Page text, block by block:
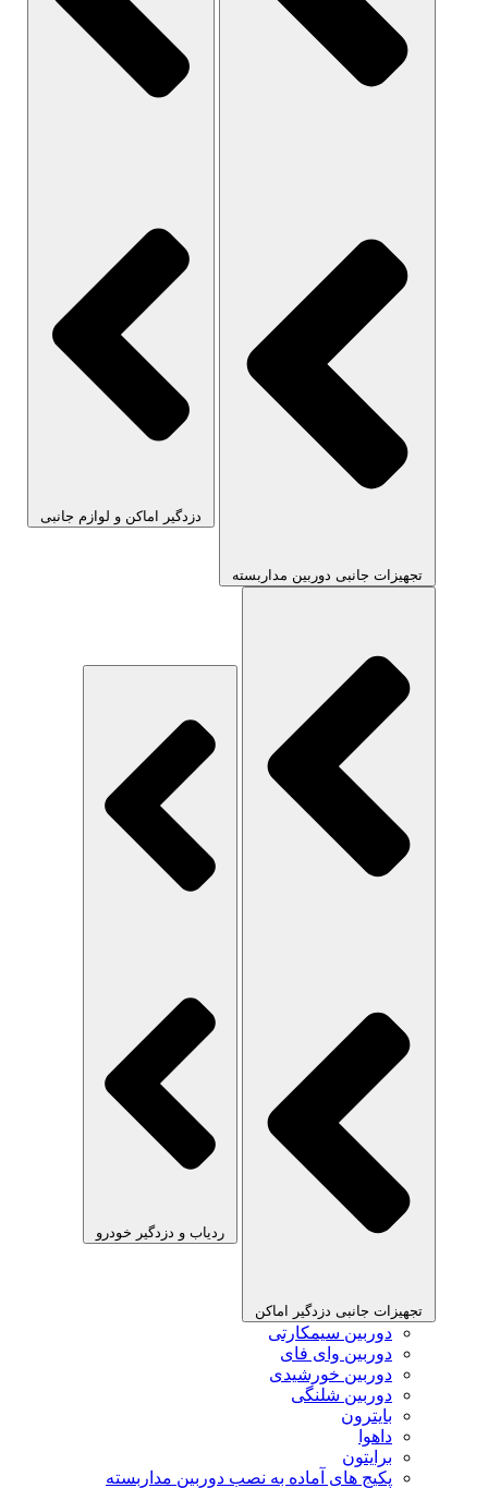
تجهیزات جانبی دوربین مداربسته
دزدگیر اماکن و لوازم جانبی
تجهیزات جانبی دزدگیر اماکن
ردیاب و دزدگیر خودرو
دوربین سیمکارتی
دوربین وای فای
دوربین خورشیدی
دوربین شلنگی
بایترون
داهوا
برایتون
پکیج های آماده به نصب دوربین مداربسته